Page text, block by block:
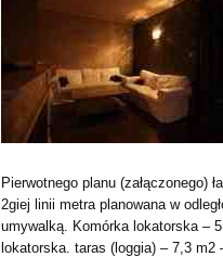
Pierwotnego planu (załączonego)
2giej linii metra planowana w
umywalką. Komórka lokatorska –
lokatorska. taras (loggia) – 7,3